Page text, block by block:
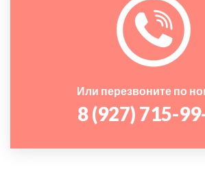
Или перезвоните по
8 (927) 715-